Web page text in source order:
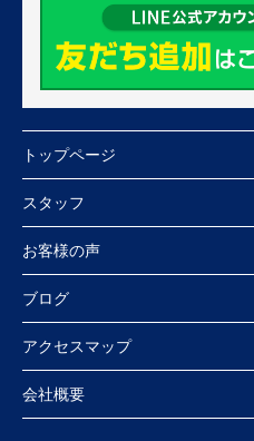
トップページ
スタッフ
お客様の声
ブログ
アクセスマップ
会社概要